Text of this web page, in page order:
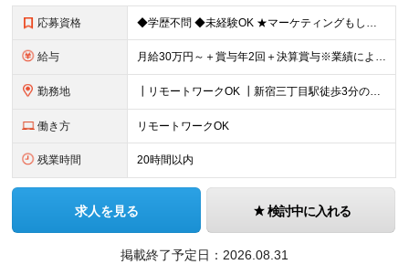
応募資格 ◆学歴不問 ◆未経験OK ★マーケティングもしくはプロモーション企画立案などの実務経験をお持ちの方歓迎します（業界・経験年数不問） ＜ 以下に１つでも当てはまる方は、大歓迎！＞ ◇自社製品・1業界
給与 月給30万円～＋賞与年2回＋決算賞与※業績による ※上記月給額を目安として、経験や前職給与などを踏まえ、相談のうえ給与額が変動する可能性がございます。 ※試用期間中は賞与対象外となります。 【固定
勤務地 ┃リモートワークOK ┃新宿三丁目駅徒歩3分のオフィス ┃転勤なし 【本社】 東京都新宿区新宿5-13-9 太平洋不動産新宿ビル 2F ＼オフィスの雰囲気についてご紹介／ 落ち着いた色味でまとめら
働き方 リモートワークOK
残業時間 20時間以内
求人を見る 検討中に入れる
掲載終了予定日： 2026.08.31